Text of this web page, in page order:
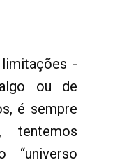
-
ou de
é sempre
tentemos